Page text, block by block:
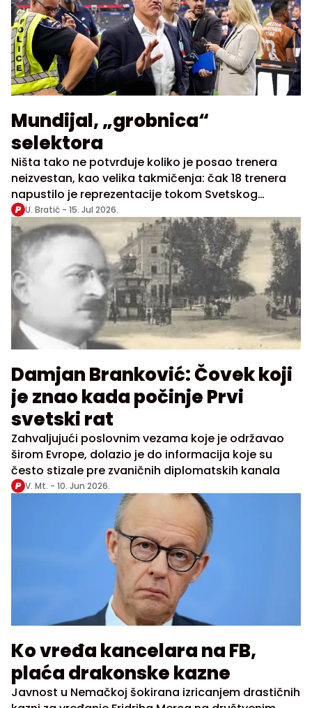
Mundijal, „grobnica“
selektora
Ništa tako ne potvrđuje koliko je posao trenera
neizvestan, kao velika takmičenja: čak 18 trenera
napustilo je reprezentacije tokom Svetskog
prvenstva koje još traje
U. Bratić - 15. Jul 2026.
Damjan Branković: Čovek koji
je znao kada počinje Prvi
svetski rat
Zahvaljujući poslovnim vezama koje je održavao
širom Evrope, dolazio je do informacija koje su
često stizale pre zvaničnih diplomatskih kanala
V. Mt. - 10. Jun 2026.
Ko vređa kancelara na FB,
plaća drakonske kazne
Javnost u Nemačkoj šokirana izricanjem drastičnih